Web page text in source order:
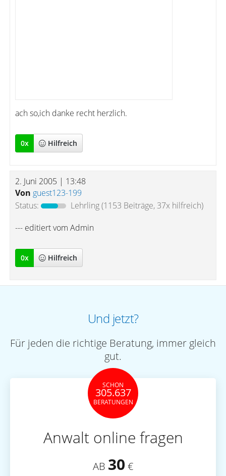
ach so,ich danke recht herzlich.
0x Hilfreich
2. Juni 2005 | 13:48
Von guest123-199
Status:
Lehrling(1153 Beiträge, 37x hilfreich)
--- editiert vom Admin
0x Hilfreich
Und jetzt?
Für jeden die richtige Beratung, immer gleich
gut.
SCHON
305.637
BERATUNGEN
Anwalt online fragen
AB 30 €